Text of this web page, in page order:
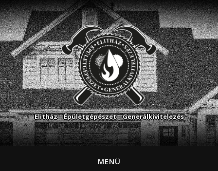
Elitház – Épületgépészet – Generálkivitelezés
MENÜ